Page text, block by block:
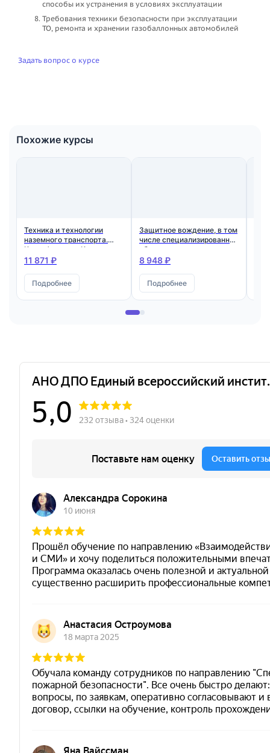
способы их устранения в условиях эксплуатации
Требования техники безопасности при эксплуатации
ТО, ремонта и хранении газобаллонных автомобилей
Задать вопрос о курсе
Похожие курсы
Техника и технологии
наземного транспорта.
Квалификация: Контролер
технического состояния
автомобильного
транспорта
11 871 ₽
Подробнее
Защитное вождение, в том
числе специализированное
обучение зимнему
вождению и управлению
8 948 ₽
Подробнее